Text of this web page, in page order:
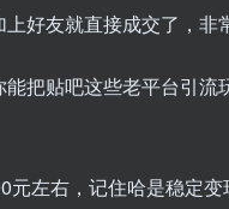
好友就直接成交了，非
把贴吧这些老平台引
元左右，记住哈是稳定变